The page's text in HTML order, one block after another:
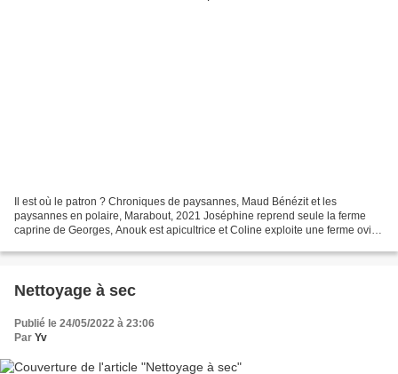
Il est où le patron ? Chroniques de paysannes, Maud Bénézit et les
paysannes en polaire, Marabout, 2021 Joséphine reprend seule la ferme
caprine de Georges, Anouk est apicultrice et Coline exploite une ferme ovine
Nettoyage à sec
Publié le 24/05/2022 à 23:06
Par Yv